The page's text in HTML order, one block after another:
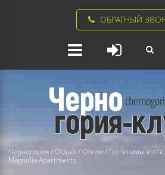
ОБРАТНЫЙ
Черногория/ Отдых/Отели / Гостиницы и
Magnolia Apartments